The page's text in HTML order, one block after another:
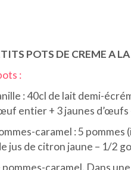
POTS DE CREME A
:
: 40cl de lait demi-
entier + 3 jaunes d’œufs
caramel : 5 pommes
jus de citron jaune – 1/2
caramel. Dans